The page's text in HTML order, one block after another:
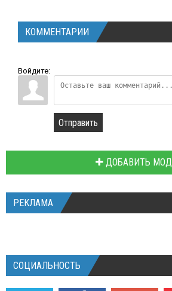
КОММЕНТАРИИ
Войдите:
Отправить
ДОБАВИТЬ МОД
РЕКЛАМА
СОЦИАЛЬНОСТЬ